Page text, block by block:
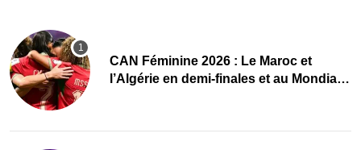
CAN Féminine 2026 : Le Maroc et
l’Algérie en demi-finales et au Mondial